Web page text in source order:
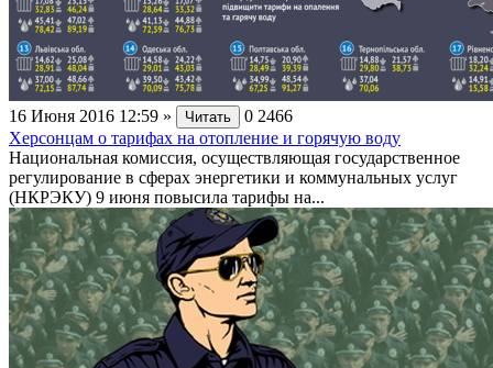
16 Июня 2016 12:59 » Читать 0 2466
Херсонцам о тарифах на отопление и горячую воду
Национальная комиссия, осуществляющая государственное
регулирование в сферах энергетики и коммунальных услуг
(НКРЭКУ) 9 июня повысила тарифы на...